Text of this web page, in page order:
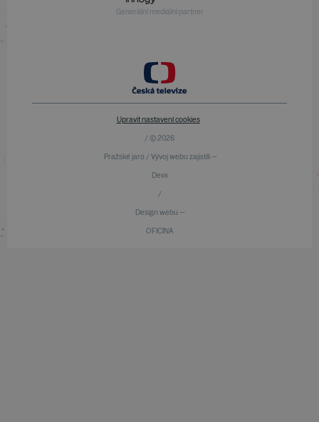
Generální mediální partner
Upravit nastavení cookies
/ © 2026
Pražské jaro / Vývoj webu zajistili —
Devx
/
Design webu —
OFICINA